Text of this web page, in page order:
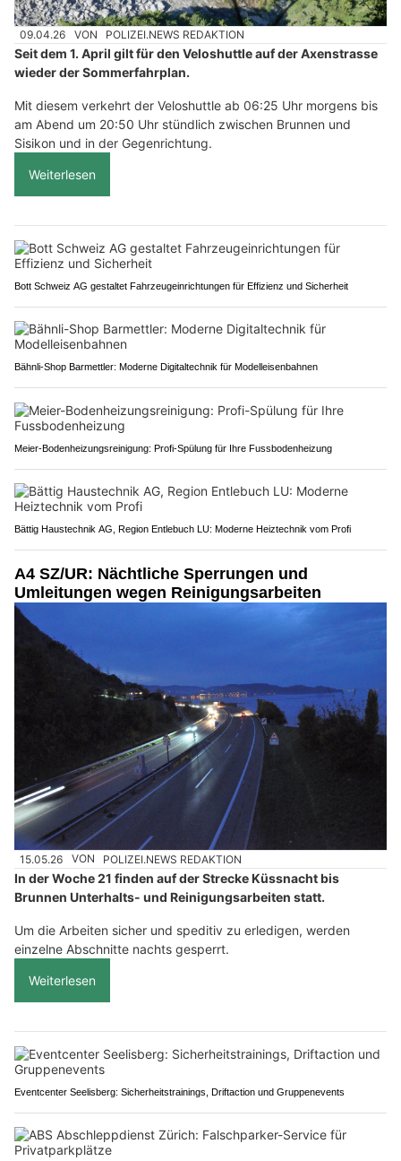
09.04.26 VON POLIZEI.NEWS REDAKTION
Seit dem 1. April gilt für den Veloshuttle auf der Axenstrasse
wieder der Sommerfahrplan.
Mit diesem verkehrt der Veloshuttle ab 06:25 Uhr morgens bis
am Abend um 20:50 Uhr stündlich zwischen Brunnen und
Sisikon und in der Gegenrichtung.
Weiterlesen
Bott Schweiz AG gestaltet Fahrzeugeinrichtungen für Effizienz und Sicherheit
Bähnli-Shop Barmettler: Moderne Digitaltechnik für Modelleisenbahnen
Meier-Bodenheizungsreinigung: Profi-Spülung für Ihre Fussbodenheizung
Bättig Haustechnik AG, Region Entlebuch LU: Moderne Heiztechnik vom Profi
A4 SZ/UR: Nächtliche Sperrungen und
Umleitungen wegen Reinigungsarbeiten
15.05.26 VON POLIZEI.NEWS REDAKTION
In der Woche 21 finden auf der Strecke Küssnacht bis
Brunnen Unterhalts- und Reinigungsarbeiten statt.
Um die Arbeiten sicher und speditiv zu erledigen, werden
einzelne Abschnitte nachts gesperrt.
Weiterlesen
Eventcenter Seelisberg: Sicherheitstrainings, Driftaction und Gruppenevents